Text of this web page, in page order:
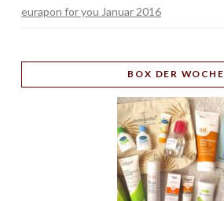
eurapon for you Januar 2016
BOX DER WOCHE